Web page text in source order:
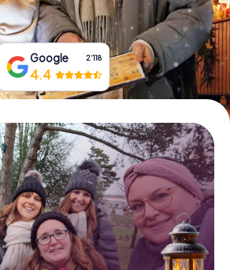
Gutscheine bestellen
Google 2‘118
4.4